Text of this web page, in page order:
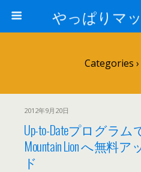
やっぱりマ
Categories ›
2012年9月20日
Up-to-Dateプログラム
Mountain Lion へ無料
ド